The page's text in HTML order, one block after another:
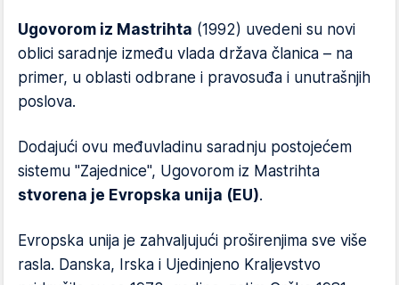
Ugovorom iz Mastrihta (1992) uvedeni su novi
oblici saradnje između vlada država članica – na
primer, u oblasti odbrane i pravosuđa i unutrašnjih
poslova.
Dodajući ovu međuvladinu saradnju postojećem
sistemu "Zajednice", Ugovorom iz Mastrihta
stvorena je Evropska unija (EU).
Evropska unija je zahvaljujući proširenjima sve više
rasla. Danska, Irska i Ujedinjeno Kraljevstvo